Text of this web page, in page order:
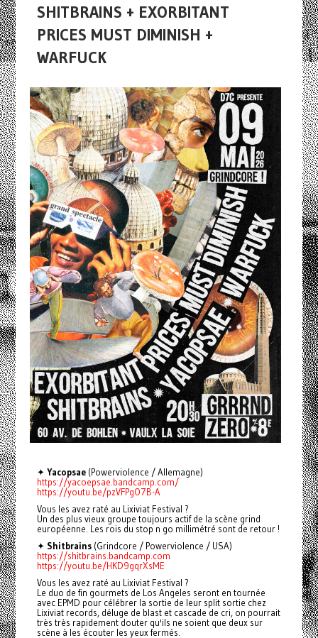
SHITBRAINS + EXORBITANT
PRICES MUST DIMINISH +
WARFUCK
✦ Yacopsae(Powerviolence / Allemagne)
https://yacoepsae.bandcamp.com/
https://youtu.be/pzVFPgO7B-A
Vous les avez raté au Lixiviat Festival ?
Un des plus vieux groupe toujours actif de la scène grind
européenne. Les rois du stop n go millimétré sont de retour !
✦ Shitbrains(Grindcore / Powerviolence / USA)
https://shitbrains.bandcamp.com
https://youtu.be/HKD9gqrXsME
Vous les avez raté au Lixiviat Festival ?
Le duo de fin gourmets de Los Angeles seront en tournée
avec EPMD pour célébrer la sortie de leur split sortie chez
Lixiviat records, déluge de blast et cascade de cri, on pourrait
très très rapidement douter qu'ils ne soient que deux sur
scène à les écouter les yeux fermés.